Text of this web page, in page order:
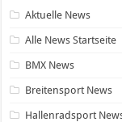
Aktuelle News
Alle News Startseite
BMX News
Breitensport News
Hallenradsport